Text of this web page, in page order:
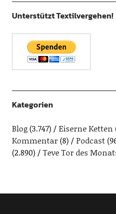
Unterstützt Textilvergehen!
Kategorien
Blog(3.747) Eiserne Ketten
Kommentar(8) Podcast
(2.890)
Teve Tor des